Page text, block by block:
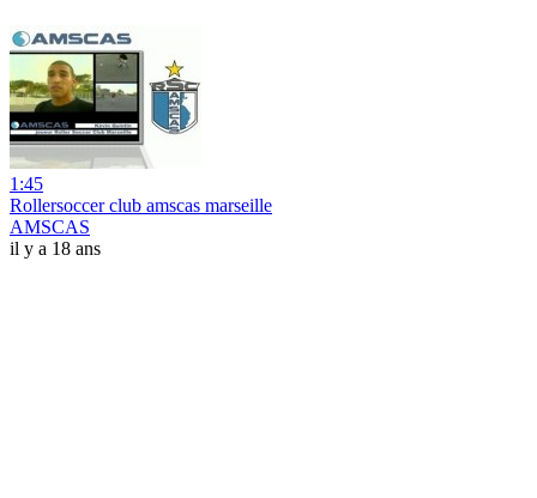
1:45
Rollersoccer club amscas marseille
AMSCAS
il y a 18 ans